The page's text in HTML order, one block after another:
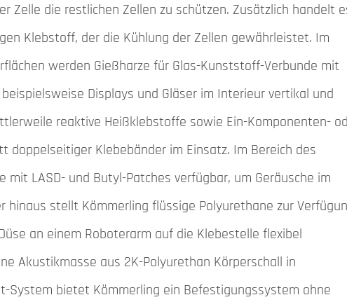
Zelle die restlichen Zellen zu schützen. Zusätzlich handelt
Klebstoff, der die Kühlung der Zellen gewährleistet. Im
werden Gießharze für Glas-Kunststoff-Verbunde mit
Displays und Gläser im Interieur vertikal und
reaktive Heißklebstoffe sowie Ein-Komponenten-
Klebebänder im Einsatz. Im Bereich des
LASD- und Butyl-Patches verfügbar, um Geräusche im
hinaus stellt Kömmerling flüssige Polyurethane zur
an einem Roboterarm auf die Klebestelle flexibel
Akustikmasse aus 2K-Polyurethan Körperschall in
System bietet Kömmerling ein Befestigungssystem ohne